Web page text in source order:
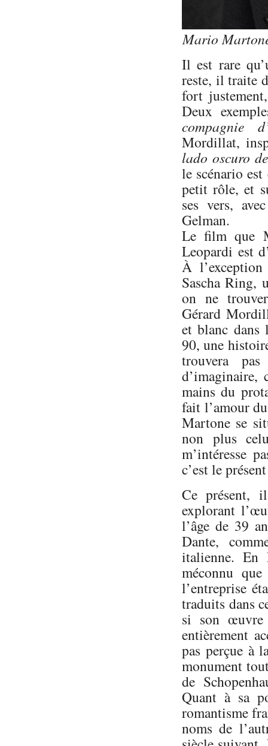
Mario
Il est rare
reste, il traite
fort
Deux
compagnie
Mordillat,
lado oscuro
le scénario
petit rôle, et
ses vers,
Gelman.
Le film que
Leopardi est
À
Sascha Ring,
on ne
Gérard
et blanc dans
90, une
trouvera
d’imaginaire,
mains du
fait l’amour
Martone se
non plus
m’intéresse
c’est le
Ce présent,
explorant
l’âge de 39
Dante,
italienne. En
méconnu
l’entreprise
traduits dans
si son œuvre
entièrement
pas perçue à
monument
de
Quant à sa
romantisme
noms de